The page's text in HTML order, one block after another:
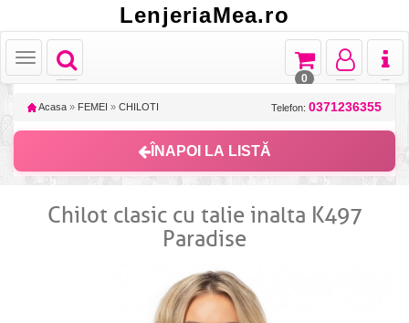
LenjeriaMea.ro
Toggle
navigation
Toggle
Toggle
navigation
Toggle
navigation
Toggle
navigation
0
Acasa » FEMEI » CHILOTI Telefon: 0371236355
ÎNAPOI LA LISTĂ
Chilot clasic cu talie inalta K497
Paradise